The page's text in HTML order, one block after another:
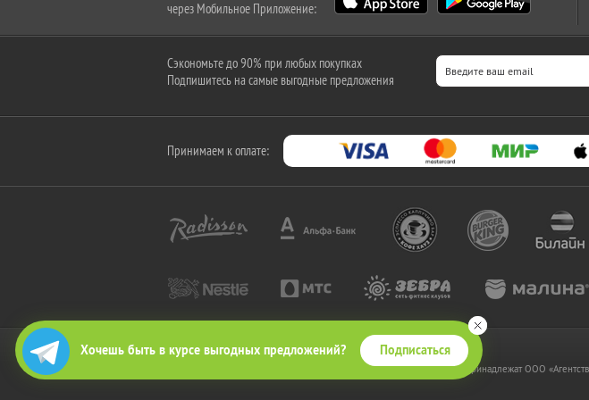
Хочешь быть в курсе выгодных предложений? Подписаться
через Мобильное Приложение:
Сэкономьте до 90% при любых покупках
Подпишитесь на самые выгодные предложения
Принимаем к оплате:
2010-2026 © КупиКупон. Все права защищены.
Все права на товарный знак "КупиКупон" и на сайт www.kupikupon.ru принадлежат OOO